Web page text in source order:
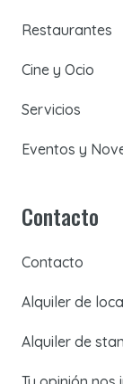
Restaurantes
Cine y Ocio
Servicios
Eventos y
Contacto
Contacto
Alquiler de
Alquiler de